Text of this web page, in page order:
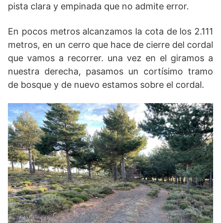
pista clara y empinada que no admite error.
En pocos metros alcanzamos la cota de los 2.111
metros, en un cerro que hace de cierre del cordal
que vamos a recorrer. una vez en el giramos a
nuestra derecha, pasamos un cortísimo tramo
de bosque y de nuevo estamos sobre el cordal.